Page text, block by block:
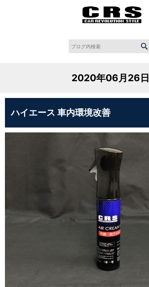
2020年06月26日
ハイエース 車内環境改善